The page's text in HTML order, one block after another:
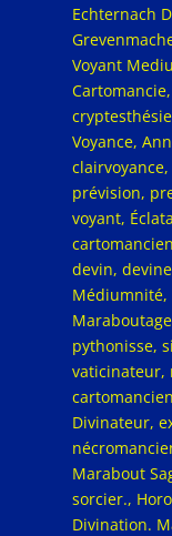
Echternach
Voyant
Voyance,
prévision,
voyant,
devin,
Médiumnité,
pythonisse,
vaticinateur,
Divinateur,
Marabout
sorcier.,
Divination.